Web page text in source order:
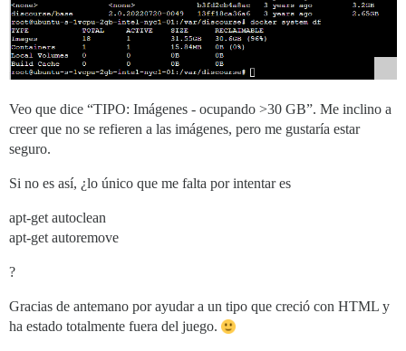
Veo que dice “TIPO: Imágenes - ocupando >30 GB”. Me inclino a
creer que no se refieren a las imágenes, pero me gustaría estar
seguro.
Si no es así, ¿lo único que me falta por intentar es
apt-get autoclean
apt-get autoremove
?
Gracias de antemano por ayudar a un tipo que creció con HTML y
ha estado totalmente fuera del juego.